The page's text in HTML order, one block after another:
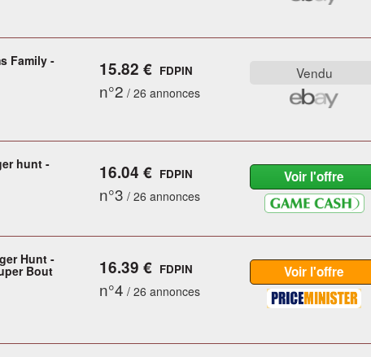
Family - 15.82 € FDPIN
n°2 / 26 annonces
hunt - 16.04 € FDPIN
n°3 / 26 annonces
Hunt -
Bout 16.39 € FDPIN
n°4 / 26 annonces